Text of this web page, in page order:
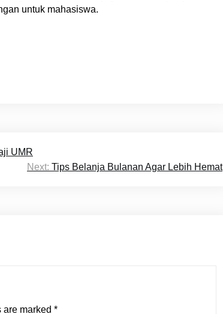
untuk mahasiswa.
UMR
Next: Tips Belanja Bulanan Agar Lebih Hemat
are marked *